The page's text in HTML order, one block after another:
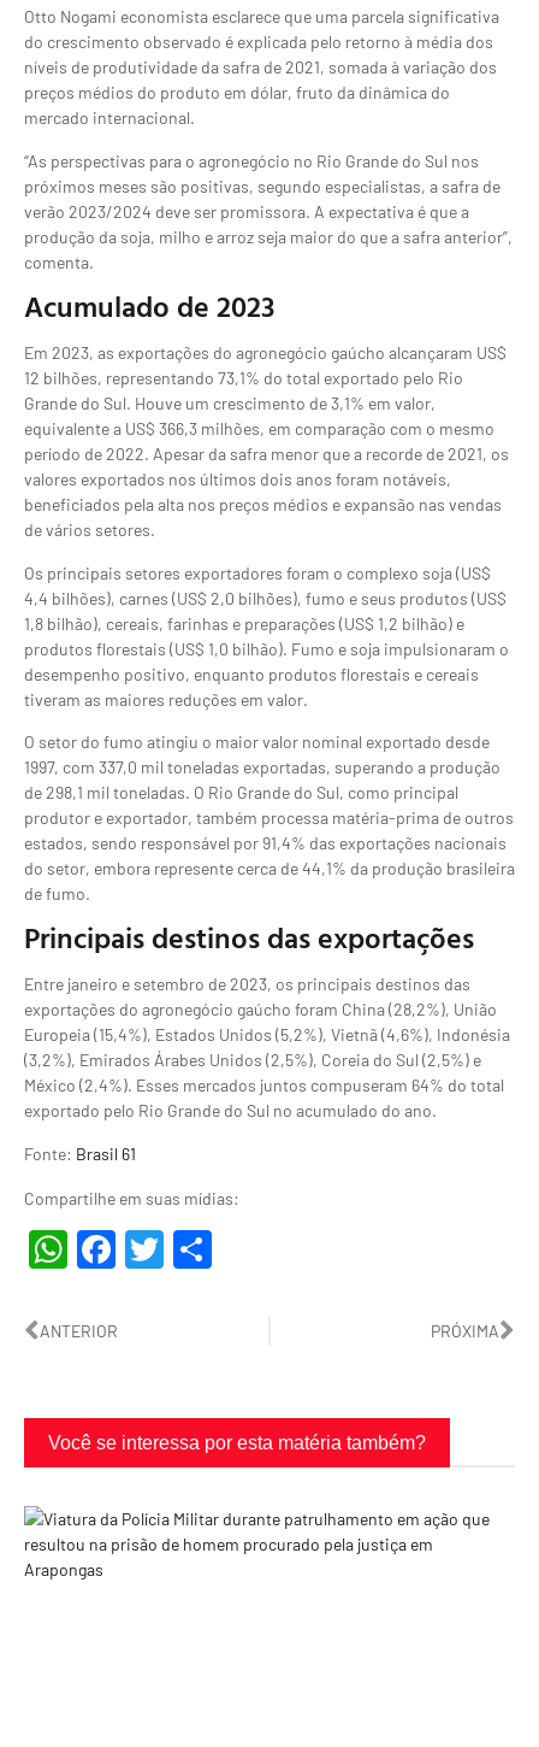
Otto Nogami economista esclarece que uma parcela significativa
do crescimento observado é explicada pelo retorno à média dos
níveis de produtividade da safra de 2021, somada à variação dos
preços médios do produto em dólar, fruto da dinâmica do
mercado internacional.
“As perspectivas para o agronegócio no Rio Grande do Sul nos
próximos meses são positivas, segundo especialistas, a safra de
verão 2023/2024 deve ser promissora. A expectativa é que a
produção da soja, milho e arroz seja maior do que a safra anterior”,
comenta.
Acumulado de 2023
Em 2023, as exportações do agronegócio gaúcho alcançaram US$
12 bilhões, representando 73,1% do total exportado pelo Rio
Grande do Sul. Houve um crescimento de 3,1% em valor,
equivalente a US$ 366,3 milhões, em comparação com o mesmo
período de 2022. Apesar da safra menor que a recorde de 2021, os
valores exportados nos últimos dois anos foram notáveis,
beneficiados pela alta nos preços médios e expansão nas vendas
de vários setores.
Os principais setores exportadores foram o complexo soja (US$
4,4 bilhões), carnes (US$ 2,0 bilhões), fumo e seus produtos (US$
1,8 bilhão), cereais, farinhas e preparações (US$ 1,2 bilhão) e
produtos florestais (US$ 1,0 bilhão). Fumo e soja impulsionaram o
desempenho positivo, enquanto produtos florestais e cereais
tiveram as maiores reduções em valor.
O setor do fumo atingiu o maior valor nominal exportado desde
1997, com 337,0 mil toneladas exportadas, superando a produção
de 298,1 mil toneladas. O Rio Grande do Sul, como principal
produtor e exportador, também processa matéria-prima de outros
estados, sendo responsável por 91,4% das exportações nacionais
do setor, embora represente cerca de 44,1% da produção brasileira
de fumo.
Principais destinos das exportações
Entre janeiro e setembro de 2023, os principais destinos das
exportações do agronegócio gaúcho foram China (28,2%), União
Europeia (15,4%), Estados Unidos (5,2%), Vietnã (4,6%), Indonésia
(3,2%), Emirados Árabes Unidos (2,5%), Coreia do Sul (2,5%) e
México (2,4%). Esses mercados juntos compuseram 64% do total
exportado pelo Rio Grande do Sul no acumulado do ano.
Fonte: Brasil 61
Compartilhe em suas mídias:
WhatsApp
Facebook
Twitter
ANTERIOR PRÓXIMA
Você se interessa por esta matéria também?